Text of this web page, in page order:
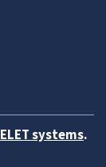
ELET systems.